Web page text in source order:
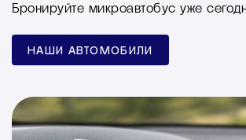
Бронируйте микроавтобус уже
НАШИ АВТОМОБИЛИ